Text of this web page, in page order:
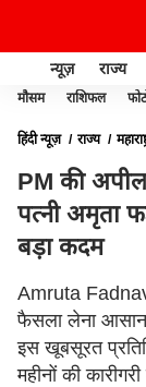
न्यूज़ राज्य
मौसम राशिफल
हिंदी न्यूज़ राज्य
PM की
पत्नी अमृता
बड़ा कदम
Amruta
फैसला लेना
इस खूबसूरत
महीनों की